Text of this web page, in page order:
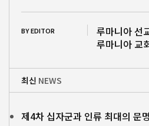
BY EDITOR
루마니아 선
루마니아 교
최신 NEWS
제4차 십자군과 인류 최대의 문